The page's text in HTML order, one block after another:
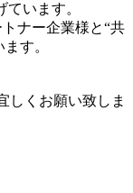
います。
ナー企業様と“共
す。
しくお願い致しま